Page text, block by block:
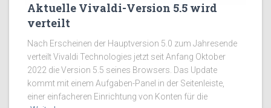
Aktuelle Vivaldi-Version 5.5 wird
verteilt
Nach Erscheinen der Hauptversion 5.0 zum Jahresende
verteilt Vivaldi Technologies jetzt seit Anfang Oktober
2022 die Version 5.5 seines Browsers. Das Update
kommt mit einem Aufgaben-Panel in der Seitenleiste,
einer einfacheren Einrichtung von Konten für die